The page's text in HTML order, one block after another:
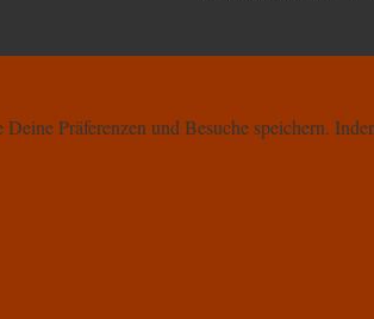
Deine Präferenzen und Besuche speichern.